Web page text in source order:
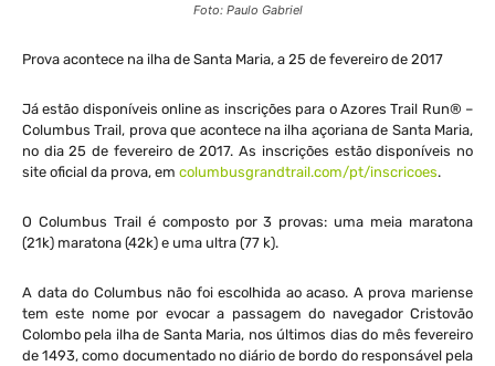
Foto: Paulo Gabriel
Prova acontece na ilha de Santa Maria, a 25 de fevereiro de 2017
Já estão disponíveis online as inscrições para o Azores Trail Run® –
Columbus Trail, prova que acontece na ilha açoriana de Santa Maria,
no dia 25 de fevereiro de 2017. As inscrições estão disponíveis no
site oficial da prova, em columbusgrandtrail.com/pt/inscricoes.
O Columbus Trail é composto por 3 provas: uma meia maratona
(21k) maratona (42k) e uma ultra (77 k).
A data do Columbus não foi escolhida ao acaso. A prova mariense
tem este nome por evocar a passagem do navegador Cristovão
Colombo pela ilha de Santa Maria, nos últimos dias do mês fevereiro
de 1493, como documentado no diário de bordo do responsável pela